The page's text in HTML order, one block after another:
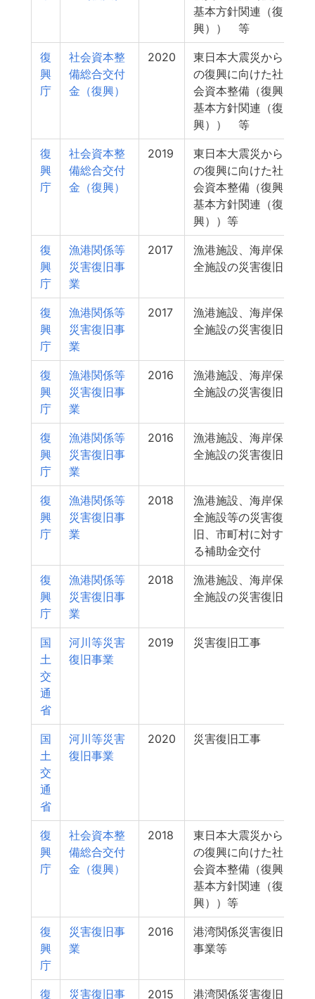
基本方針関連（復
興）） 等
復
興
庁
社会資本整
備総合交付
金（復興）
2020
東日本大震災から
の復興に向けた社
会資本整備（復興
基本方針関連（復
興）） 等
復
興
庁
社会資本整
備総合交付
金（復興）
2019
東日本大震災から
の復興に向けた社
会資本整備（復興
基本方針関連（復
興））等
復
興
庁
漁港関係等
災害復旧事
業
2017
漁港施設、海岸保
全施設の災害復旧
復
興
庁
漁港関係等
災害復旧事
業
2017
漁港施設、海岸保
全施設の災害復旧
復
興
庁
漁港関係等
災害復旧事
業
2016
漁港施設、海岸保
全施設の災害復旧
復
興
庁
漁港関係等
災害復旧事
業
2016
漁港施設、海岸保
全施設の災害復旧
復
興
庁
漁港関係等
災害復旧事
業
2018
漁港施設、海岸保
全施設等の災害復
旧、市町村に対す
る補助金交付
復
興
庁
漁港関係等
災害復旧事
業
2018
漁港施設、海岸保
全施設の災害復旧
国
土
交
通
省
河川等災害
復旧事業
2019 災害復旧工事
国
土
交
通
省
河川等災害
復旧事業
2020 災害復旧工事
復
興
庁
社会資本整
備総合交付
金（復興）
2018
東日本大震災から
の復興に向けた社
会資本整備（復興
基本方針関連（復
興））等
復
興
庁
災害復旧事
業
2016
港湾関係災害復旧
事業等
復 災害復旧事 2015 港湾関係災害復旧